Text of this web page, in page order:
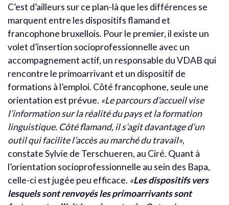
C’est d’ailleurs sur ce plan-là que les différences se
marquent entre les dispositifs flamand et
francophone bruxellois. Pour le premier, il existe un
volet d’insertion socioprofessionnelle avec un
accompagnement actif, un responsable du VDAB qui
rencontre le primoarrivant et un dispositif de
formations à l’emploi. Côté francophone, seule une
orientation est prévue. «Le parcours d’accueil vise
l’information sur la réalité du pays et la formation
linguistique. Côté flamand, il s’agit davantage d’un
outil qui facilite l’accès au marché du travail»,
constate Sylvie de Terschueren, au Ciré. Quant à
l’orientation socioprofessionnelle au sein des Bapa,
celle-ci est jugée peu efficace. «Les dispositifs vers
lesquels sont renvoyés les primoarrivants sont